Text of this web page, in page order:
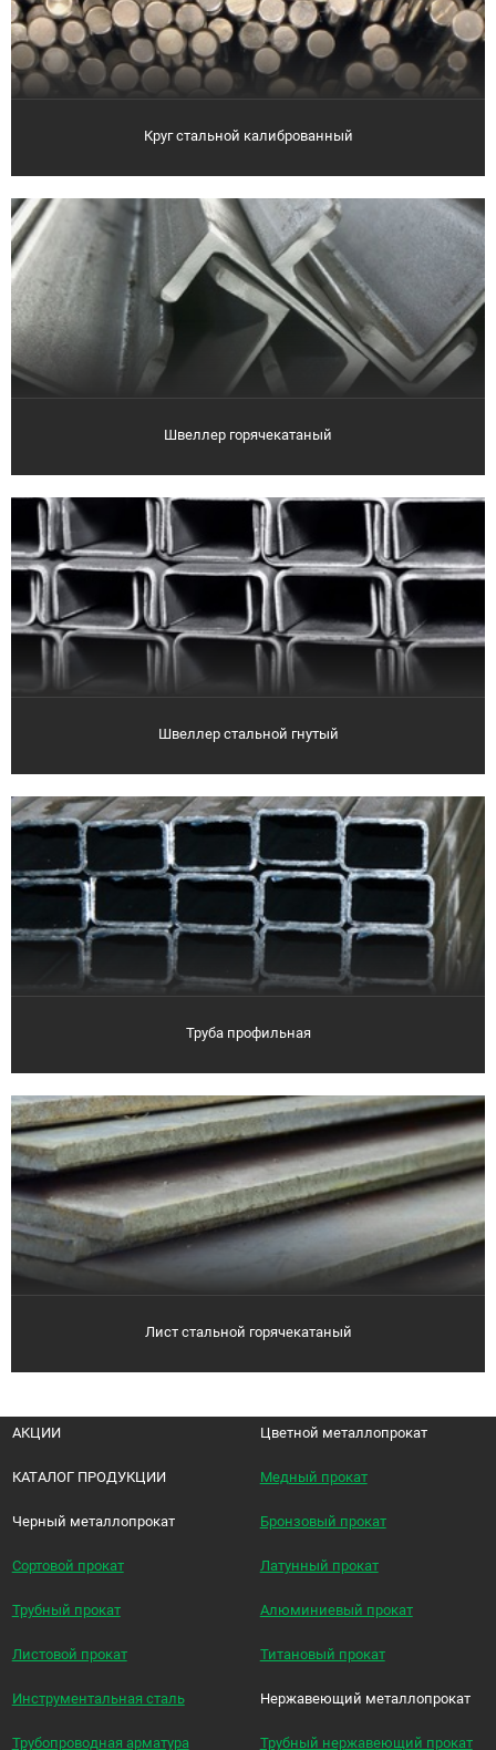
Круг стальной калиброванный
Швеллер горячекатаный
Швеллер стальной гнутый
Труба профильная
Лист стальной горячекатаный
АКЦИИ
КАТАЛОГ ПРОДУКЦИИ
Черный металлопрокат
Сортовой прокат
Трубный прокат
Листовой прокат
Инструментальная сталь
Трубопроводная арматура
Цветной металлопрокат
Медный прокат
Бронзовый прокат
Латунный прокат
Алюминиевый прокат
Титановый прокат
Нержавеющий металлопрокат
Трубный нержавеющий прокат